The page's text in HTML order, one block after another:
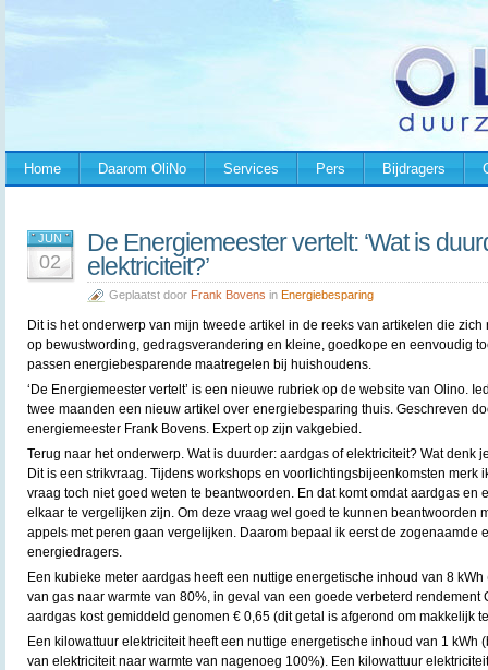
Home Daarom OliNo Services Pers Bijdragers
JUN
02
De Energiemeester vertelt: ‘Wat is
elektriciteit?’
Geplaatst door Frank Bovens in Energiebesparing
Dit is het onderwerp van mijn tweede artikel in de reeks van artikelen die zich
op bewustwording, gedragsverandering en kleine, goedkope en eenvoudig
passen energiebesparende maatregelen bij huishoudens.
‘De Energiemeester vertelt’ is een nieuwe rubriek op de website van Olino.
twee maanden een nieuw artikel over energiebesparing thuis. Geschreven
energiemeester Frank Bovens. Expert op zijn vakgebied.
Terug naar het onderwerp. Wat is duurder: aardgas of elektriciteit? Wat denk
Dit is een strikvraag. Tijdens workshops en voorlichtingsbijeenkomsten merk
vraag toch niet goed weten te beantwoorden. En dat komt omdat aardgas en
elkaar te vergelijken zijn. Om deze vraag wel goed te kunnen beantwoorden
appels met peren gaan vergelijken. Daarom bepaal ik eerst de zogenaamde
energiedragers.
Een kubieke meter aardgas heeft een nuttige energetische inhoud van 8
van gas naar warmte van 80%, in geval van een goede verbeterd rendement
aardgas kost gemiddeld genomen € 0,65 (dit getal is afgerond om makkelijk
Een kilowattuur elektriciteit heeft een nuttige energetische inhoud van 1 kWh
van elektriciteit naar warmte van nagenoeg 100%). Een kilowattuur